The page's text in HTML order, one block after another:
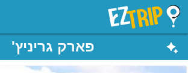
EZTrip
פארק גריניץ'